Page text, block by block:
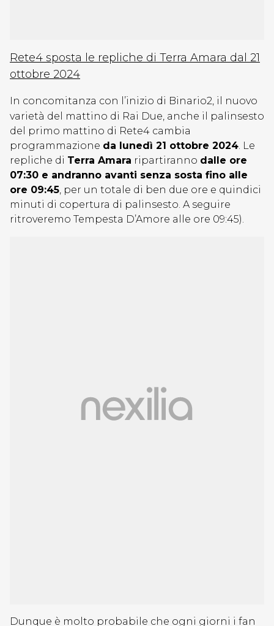
Rete4 sposta le repliche di Terra Amara dal 21
ottobre 2024
In concomitanza con l’inizio di Binario2, il nuovo
varietà del mattino di Rai Due, anche il palinsesto
del primo mattino di Rete4 cambia
programmazione da lunedì 21 ottobre 2024. Le
repliche di Terra Amara ripartiranno dalle ore
07:30 e andranno avanti senza sosta fino alle
ore 09:45, per un totale di ben due ore e quindici
minuti di copertura di palinsesto. A seguire
ritroveremo Tempesta D’Amore alle ore 09:45).
Dunque è molto probabile che ogni giorni i fan